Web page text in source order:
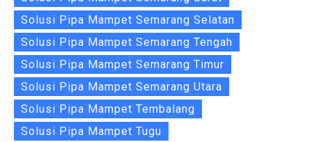
Solusi Pipa Mampet Semarang Selatan
Solusi Pipa Mampet Semarang Tengah
Solusi Pipa Mampet Semarang Timur
Solusi Pipa Mampet Semarang Utara
Solusi Pipa Mampet Tembalang
Solusi Pipa Mampet Tugu